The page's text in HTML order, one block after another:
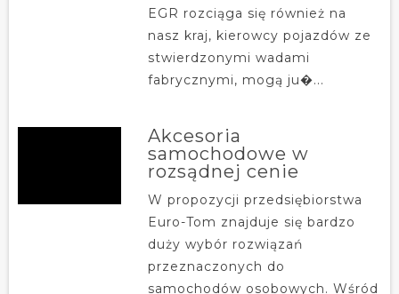
EGR rozciąga się również na
nasz kraj, kierowcy pojazdów ze
stwierdzonymi wadami
fabrycznymi, mogą ju�...
Akcesoria
samochodowe w
rozsądnej cenie
W propozycji przedsiębiorstwa
Euro-Tom znajduje się bardzo
duży wybór rozwiązań
przeznaczonych do
samochodów osobowych. Wśród